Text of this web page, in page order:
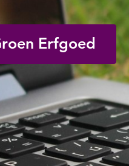
Erfgoed